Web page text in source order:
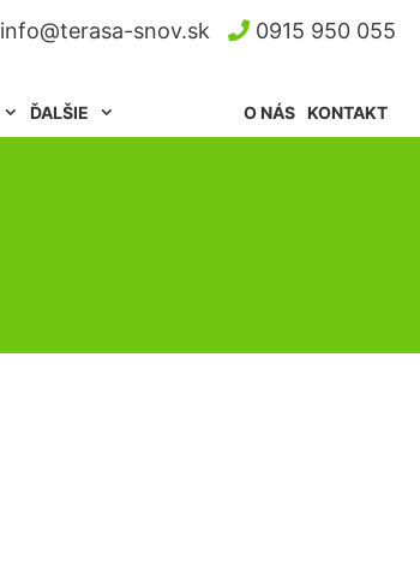
info@terasa-snov.sk 0915 950 055
ĎALŠIE KONTAKT
O NÁS